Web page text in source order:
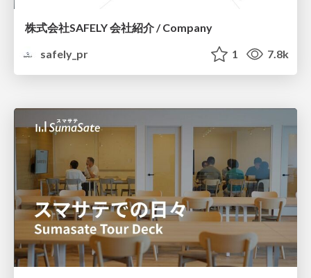
株式会社SAFELY 会社紹介 / Company
safely_pr
1 7.8k